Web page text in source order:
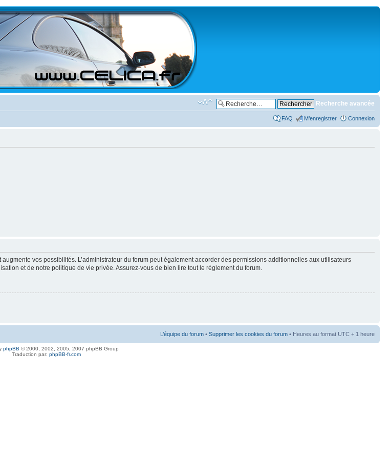
Recherche avancée
FAQ M’enregistrer Connexion
vos possibilités. L’administrateur du forum peut également accorder des permissions additionnelles aux utilisateurs
et de notre politique de vie privée. Assurez-vous de bien lire tout le règlement du forum.
L’équipe du forum • Supprimer les cookies du forum • Heures au format UTC + 1 heure
phpBB © 2000, 2002, 2005, 2007 phpBB Group
Traduction par: phpBB-fr.com